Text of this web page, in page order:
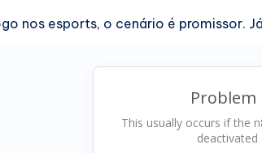
nos esports, o cenário é